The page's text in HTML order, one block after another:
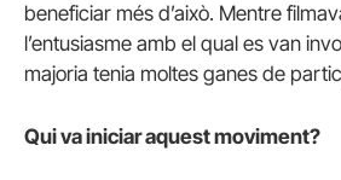
beneficiar més d’això. Mentre
l’entusiasme amb el qual es van
majoria tenia moltes ganes de
Qui va iniciar aquest moviment?